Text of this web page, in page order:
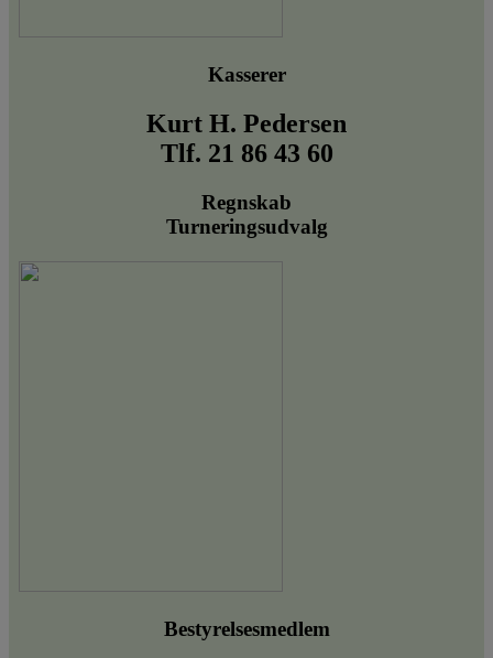
Kasserer
Kurt H. Pedersen
Tlf. 21 86 43 60
Regnskab
Turneringsudvalg
Bestyrelsesmedlem